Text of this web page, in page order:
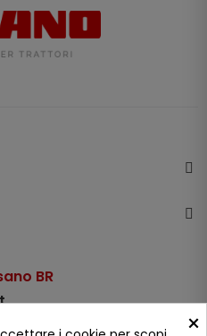
BR
×